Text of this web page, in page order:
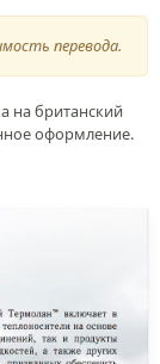
перевода.
на британский
оформление.